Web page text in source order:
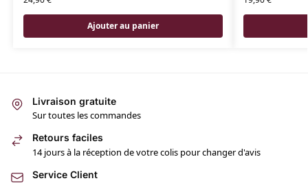
Ajouter au panier
Livraison gratuite
Sur toutes les commandes
Retours faciles
14 jours à la réception de votre colis pour changer d'avis
Service Client